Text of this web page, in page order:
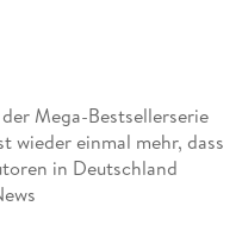
Drehbücher wurden
Deutschland.
Ann Kathrin Klaasen
auf Platz 1 der Spiegel-
Mega-Bestsellerserie
wieder einmal mehr, dass
in Deutschland